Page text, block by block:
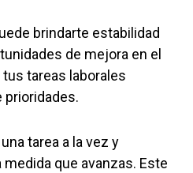
brindarte estabilidad
de mejora en el
tareas laborales
prioridades.
tarea a la vez y
que avanzas. Este